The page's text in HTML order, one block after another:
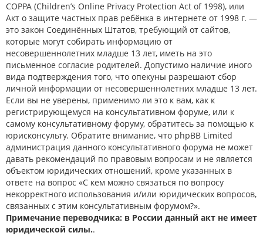
COPPA (Children’s Online Privacy Protection Act of 1998), или
Акт о защите частных прав ребёнка в интернете от 1998 г. —
это закон Соединённых Штатов, требующий от сайтов,
которые могут собирать информацию от
несовершеннолетних младше 13 лет, иметь на это
письменное согласие родителей. Допустимо наличие иного
вида подтверждения того, что опекуны разрешают сбор
личной информации от несовершеннолетних младше 13 лет.
Если вы не уверены, применимо ли это к вам, как к
регистрирующемуся на консультативном форуме, или к
самому консультативному форуму, обратитесь за помощью к
юрисконсульту. Обратите внимание, что phpBB Limited
администрация данного консультативного форума не может
давать рекомендаций по правовым вопросам и не является
объектом юридических отношений, кроме указанных в
ответе на вопрос «С кем можно связаться по вопросу
некорректного использования и/или юридических вопросов,
связанных с этим консультативным форумом?».
Примечание переводчика: в России данный акт не имеет
юридической силы..